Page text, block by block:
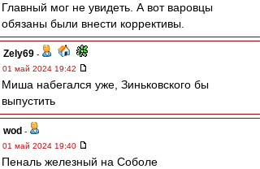
Главный мог не увидеть. А вот варовцы
обязаны были внести коррективы.
Zely69 -
01 май 2024 19:42
Миша набегался уже, Зиньковского бы
выпустить
wod -
01 май 2024 19:40
Пеналь железный на Соболе